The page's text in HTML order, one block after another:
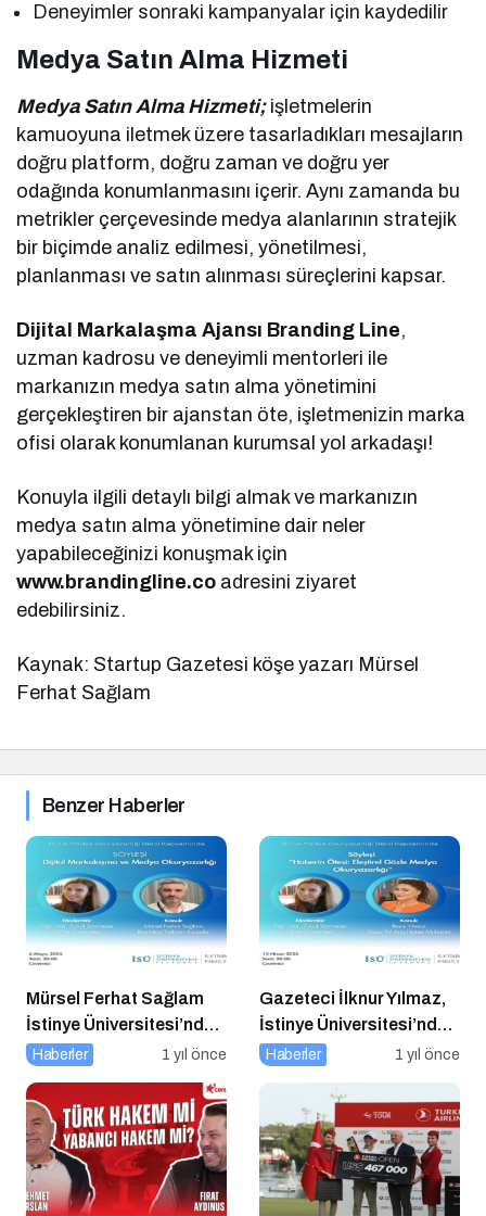
Deneyimler sonraki kampanyalar için kaydedilir
Medya Satın Alma Hizmeti
Medya Satın Alma Hizmeti;işletmelerin
kamuoyuna iletmek üzere tasarladıkları mesajların
doğru platform, doğru zaman ve doğru yer
odağında konumlanmasını içerir. Aynı zamanda bu
metrikler çerçevesinde medya alanlarının stratejik
bir biçimde analiz edilmesi, yönetilmesi,
planlanması ve satın alınması süreçlerini kapsar.
Dijital Markalaşma Ajansı Branding Line,
uzman kadrosu ve deneyimli mentorleri ile
markanızın medya satın alma yönetimini
gerçekleştiren bir ajanstan öte, işletmenizin marka
ofisi olarak konumlanan kurumsal yol arkadaşı!
Konuyla ilgili detaylı bilgi almak ve markanızın
medya satın alma yönetimine dair neler
yapabileceğinizi konuşmak için
www.brandingline.co adresini ziyaret
edebilirsiniz.
Kaynak: Startup Gazetesi köşe yazarı Mürsel
Ferhat Sağlam
Benzer Haberler
Mürsel Ferhat Sağlam
İstinye Üniversitesi’nde
Dijital Medya
Kapsamında
Konuşacak!
Haberler 1 yıl önce
Gazeteci İlknur Yılmaz,
İstinye Üniversitesi’nde
Dijital Medya
Konuğu Oldu
Haberler 1 yıl önce